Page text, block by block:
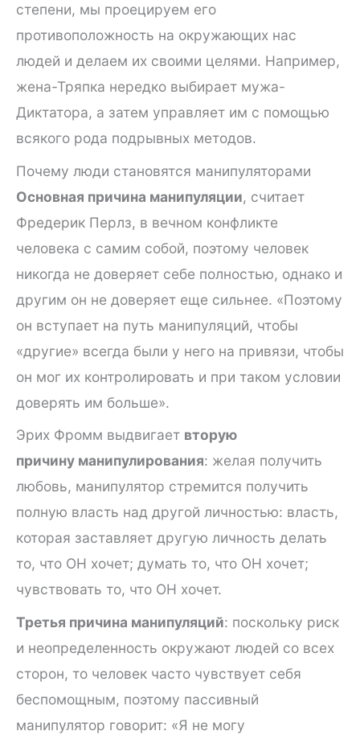
степени, мы проецируем его
противоположность на окружающих нас
людей и делаем их своими целями. Например,
жена-Тряпка нередко выбирает мужа-
Диктатора, а затем управляет им с помощью
всякого рода подрывных методов.
Почему люди становятся манипуляторами
Основная причина манипуляции, считает
Фредерик Перлз, в вечном конфликте
человека с самим собой, поэтому человек
никогда не доверяет себе полностью, однако и
другим он не доверяет еще сильнее. «Поэтому
он вступает на путь манипуляций, чтобы
«другие» всегда были у него на привязи, чтобы
он мог их контролировать и при таком условии
доверять им больше».
Эрих Фромм выдвигает вторую
причину манипулирования: желая получить
любовь, манипулятор стремится получить
полную власть над другой личностью: власть,
которая заставляет другую личность делать
то, что ОН хочет; думать то, что ОН хочет;
чувствовать то, что ОН хочет.
Третья причина манипуляций: поскольку риск
и неопределенность окружают людей со всех
сторон, то человек часто чувствует себя
беспомощным, поэтому пассивный
манипулятор говорит: «Я не могу